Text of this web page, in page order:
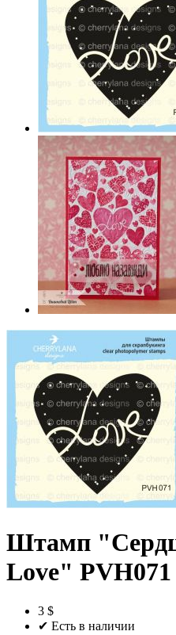
Штамп
Love" PVH071
3 $
✔ Есть в наличии